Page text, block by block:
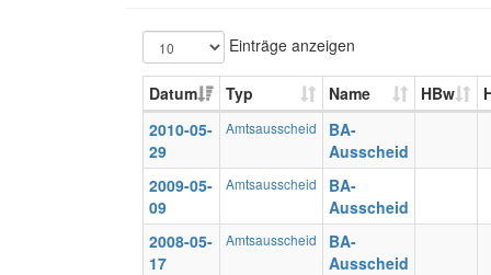
Einträge anzeigen
Datum Typ Name HBw
2010-05-
29
Amtsausscheid
BA-
Ausscheid
2009-05-
09
Amtsausscheid
BA-
Ausscheid
2008-05-
17
Amtsausscheid
BA-
Ausscheid